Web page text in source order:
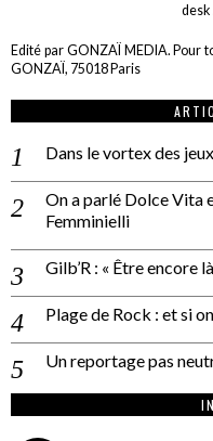
desk
Edité par GONZAÏ MEDIA. Pour
GONZAÏ, 75018 Paris
Dans le vortex des
On a parlé Dolce Vita
Femminielli
Gilb’R : « Être encore
Plage de Rock : et si
Un reportage pas